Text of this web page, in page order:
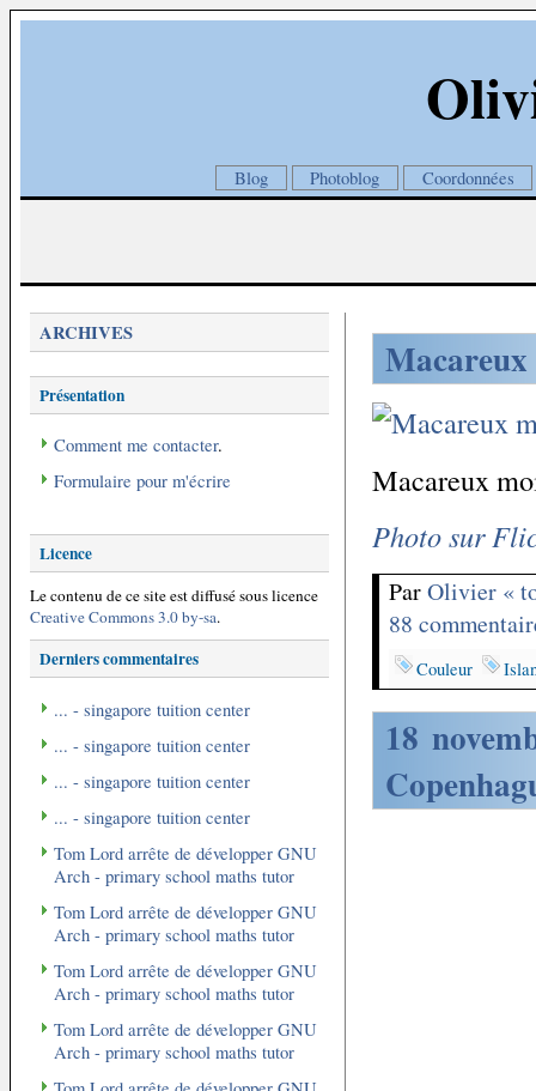
Blog Photoblog Coordonnées
Macareux
Macareux
Photo sur
ParOlivier «
88
Couleur
18
ARCHIVES
Présentation
Comment me contacter.
Formulaire pour m'écrire
Licence
Le contenu de ce site est diffusé sous licence
Creative Commons 3.0 by-sa.
Derniers commentaires
... - singapore tuition center
... - singapore tuition center
... - singapore tuition center
... - singapore tuition center
Tom Lord arrête de développer GNU
Arch - primary school maths tutor
Tom Lord arrête de développer GNU
Arch - primary school maths tutor
Tom Lord arrête de développer GNU
Arch - primary school maths tutor
Tom Lord arrête de développer GNU
Arch - primary school maths tutor